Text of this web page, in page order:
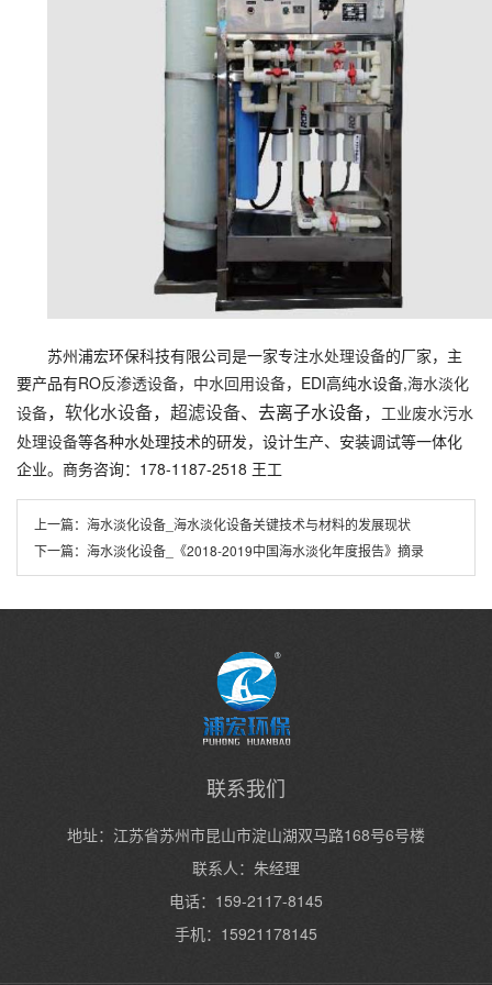
苏州浦宏环保科技有限公司是一家专注水处理设备的厂家，主
要产品有RO反渗透设备， 中水回用设备，EDI高纯水设备,海水淡化
设备， 软化水设备， 超滤设备、去离子水设备， 工业废水污水
处理设备等各种水处理技术的研发，设计生产、安装调试等一体化
企业。商务咨询：178-1187-2518 王工
上一篇： 海水淡化设备_海水淡化设备关键技术与材料的发展现状
下一篇： 海水淡化设备_《2018-2019中国海水淡化年度报告》摘录
联系我们
地址：江苏省苏州市昆山市淀山湖双马路168号6号楼
联系人：朱经理
电话：159-2117-8145
手机：15921178145